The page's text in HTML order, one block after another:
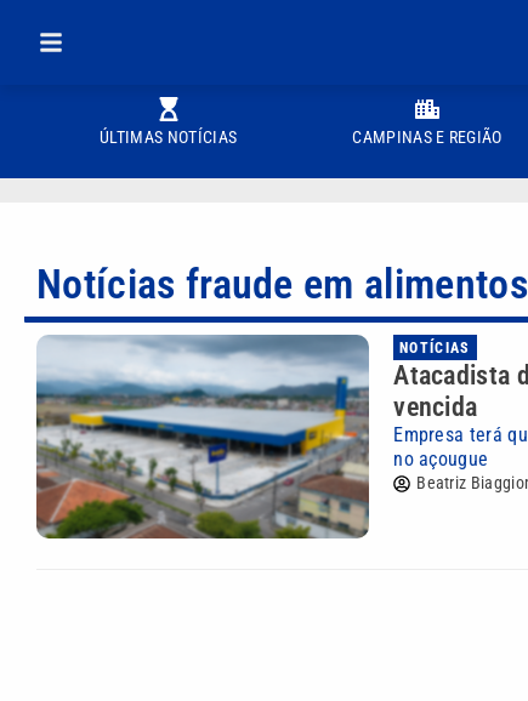
ÚLTIMAS NOTÍCIAS CAMPINAS E REGIÃO
Notícias fraude em
NOTÍCIAS
Atacadista
vencida
Empresa terá
no açougue
Beatriz